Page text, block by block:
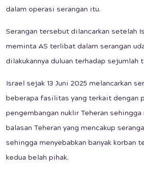
dalam operasi serangan itu.
Serangan tersebut dilancarkan setelah
meminta AS terlibat dalam serangan
dilakukannya duluan terhadap sejumlah
Israel sejak 13 Juni 2025 melancarkan
beberapa fasilitas yang terkait dengan
pengembangan nuklir Teheran
balasan Teheran yang mencakup
sehingga menyebabkan banyak korban
kedua belah pihak.